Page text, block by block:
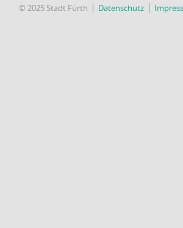
© 2025 Stadt Fürth Datenschutz